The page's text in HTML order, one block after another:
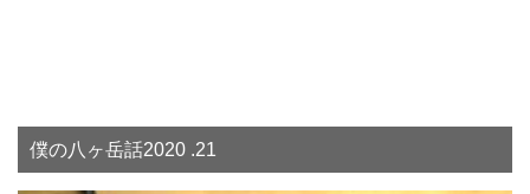
僕の八ヶ岳話2020 .21